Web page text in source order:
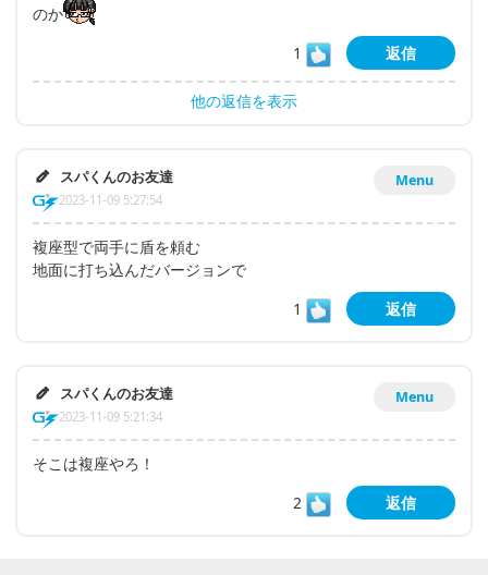
のか
1
返信
他の返信を表示
Menu
スパくんのお友達
2023-11-09 5:27:54
複座型で両手に盾を頼む
地面に打ち込んだバージョンで
1
返信
Menu
スパくんのお友達
2023-11-09 5:21:34
そこは複座やろ！
2
返信